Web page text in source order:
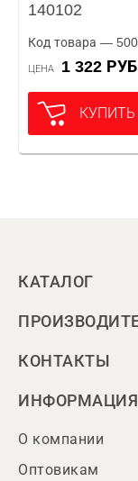
140102
Код товара —
ЦЕНА 1 322
КУПИТЬ
КАТАЛОГ
КОНТАКТЫ
ИНФОРМАЦИЯ
О компании
Оптовикам